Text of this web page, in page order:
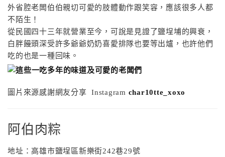
外省腔老闆伯伯親切可愛的肢體動作跟笑容，應該很多人都
不陌生！
從民國四十三年就營業至今，可說是見證了鹽埕埔的興衰，
白胖饅頭深受許多爺爺奶奶喜愛排隊也要等出爐，也許他們
吃的也是一種回味。
圖片來源感謝網友分享 Instagram char10tte_xoxo
阿伯肉粽
地址：高雄市鹽埕區新樂街242巷29號